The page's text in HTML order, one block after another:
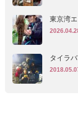
東京湾
タイラ